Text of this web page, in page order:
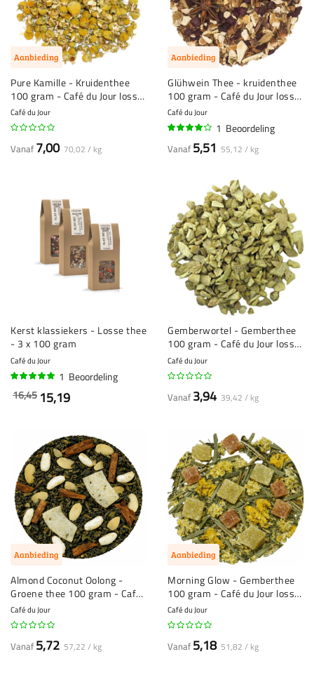
Aanbieding
Pure Kamille - Kruidenthee
100 gram - Café du Jour losse
thee
Café du Jour
Vanaf 7,00 70,02 / kg
Aanbieding
Glühwein Thee - kruidenthee
100 gram - Café du Jour losse
thee
Café du Jour
1 Beoordeling
Vanaf 5,51 55,12 / kg
Kerst klassiekers - Losse thee
- 3 x 100 gram
Café du Jour
1 Beoordeling
15,19
16,45
Gemberwortel - Gemberthee
100 gram - Café du Jour losse
thee
Café du Jour
Vanaf 3,94 39,42 / kg
Aanbieding
Almond Coconut Oolong -
Groene thee 100 gram - Café
du Jour losse thee
Café du Jour
Vanaf 5,72 57,22 / kg
Aanbieding
Morning Glow - Gemberthee
100 gram - Café du Jour losse
thee
Café du Jour
Vanaf 5,18 51,82 / kg